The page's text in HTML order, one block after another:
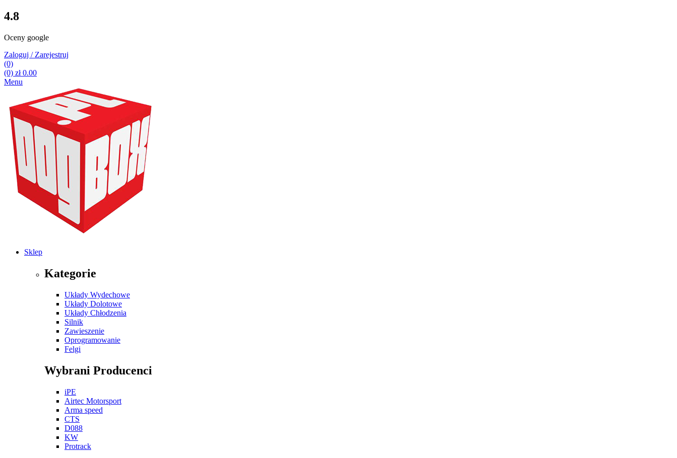
4.8
Oceny google
Zaloguj / Zarejestruj
(0)
(0) zł0.00
Menu
Sklep
Kategorie
Układy Wydechowe
Układy Dolotowe
Układy Chłodzenia
Silnik
Zawieszenie
Oprogramowanie
Felgi
Wybrani Producenci
iPE
Airtec Motorsport
Arma speed
CTS
D088
KW
Protrack